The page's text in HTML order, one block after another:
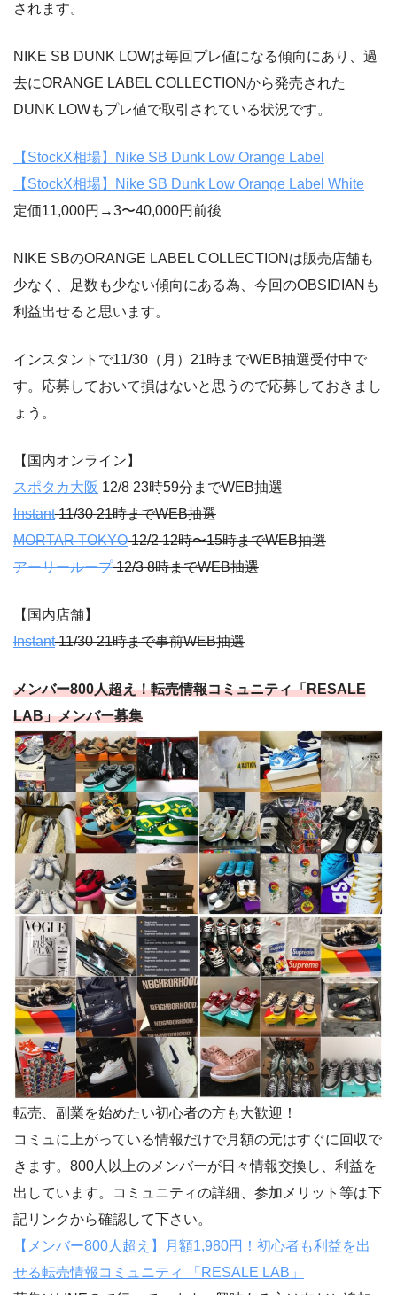
されます。
NIKE SB DUNK LOWは毎回プレ値になる傾向にあり、過
去にORANGE LABEL COLLECTIONから発売された
DUNK LOWもプレ値で取引されている状況です。
【StockX相場】Nike SB Dunk Low Orange Label
【StockX相場】Nike SB Dunk Low Orange Label White
定価11,000円→3〜40,000円前後
NIKE SBのORANGE LABEL COLLECTIONは販売店舗も
少なく、足数も少ない傾向にある為、今回のOBSIDIANも
利益出せると思います。
インスタントで11/30（月）21時までWEB抽選受付中で
す。応募しておいて損はないと思うので応募しておきまし
ょう。
【国内オンライン】
スポタカ大阪 12/8 23時59分までWEB抽選
Instant11/30 21時までWEB抽選
MORTAR TOKYO12/2 12時〜15時までWEB抽選
アーリーループ12/3 8時までWEB抽選
【国内店舗】
Instant11/30 21時まで事前WEB抽選
メンバー800人超え！転売情報コミュニティ「RESALE
LAB」メンバー募集
転売、副業を始めたい初心者の方も大歓迎！
コミュに上がっている情報だけで月額の元はすぐに回収で
きます。800人以上のメンバーが日々情報交換し、利益を
出しています。コミュニティの詳細、参加メリット等は下
記リンクから確認して下さい。
【メンバー800人超え】月額1,980円！初心者も利益を出
せる転売情報コミュニティ 「RESALE LAB」